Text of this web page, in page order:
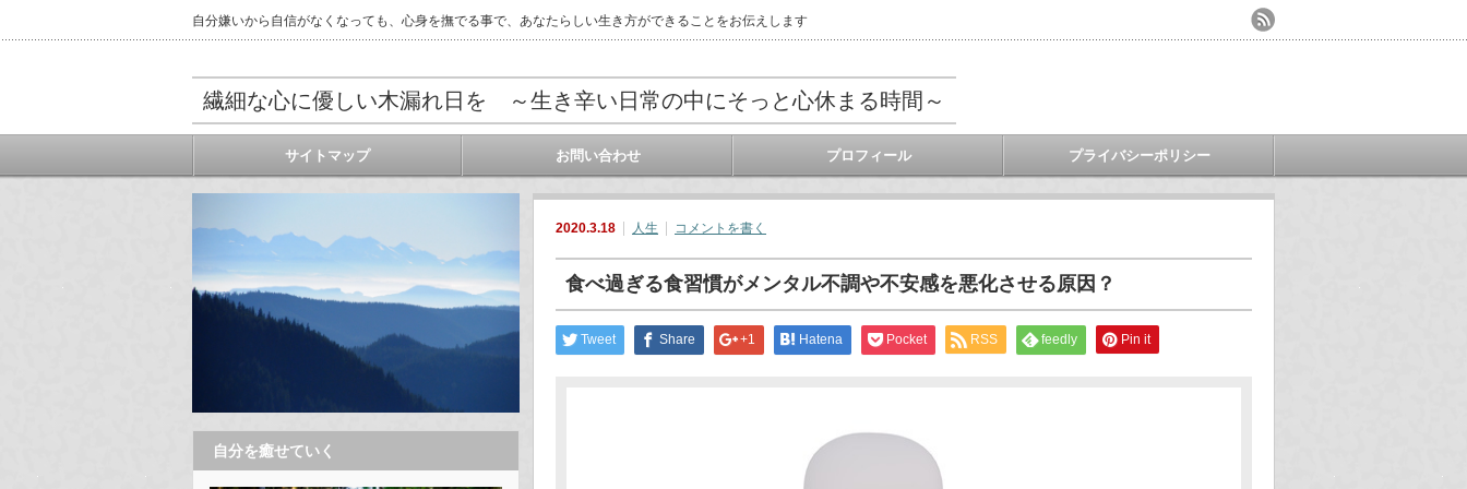
自分嫌いから自信がなくなっても、心身を撫でる事で、あなたらしい生き方ができることをお伝えします
繊細な心に優しい木漏れ日を ～生き辛い日常の中にそっと心休まる時間～
サイトマップ お問い合わせ プロフィール プライバシーポリシー
2020.3.18 人生 コメントを書く
食べ過ぎる食習慣がメンタル不調や不安感を悪化させる原因？
Tweet Share +1 Hatena Pocket RSS feedly Pin it
自分を癒せていく